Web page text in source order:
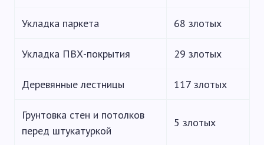
Укладка паркета 68 злотых
Укладка ПВХ-покрытия 29 злотых
Деревянные лестницы 117 злотых
Грунтовка стен и потолков
перед штукатуркой
5 злотых